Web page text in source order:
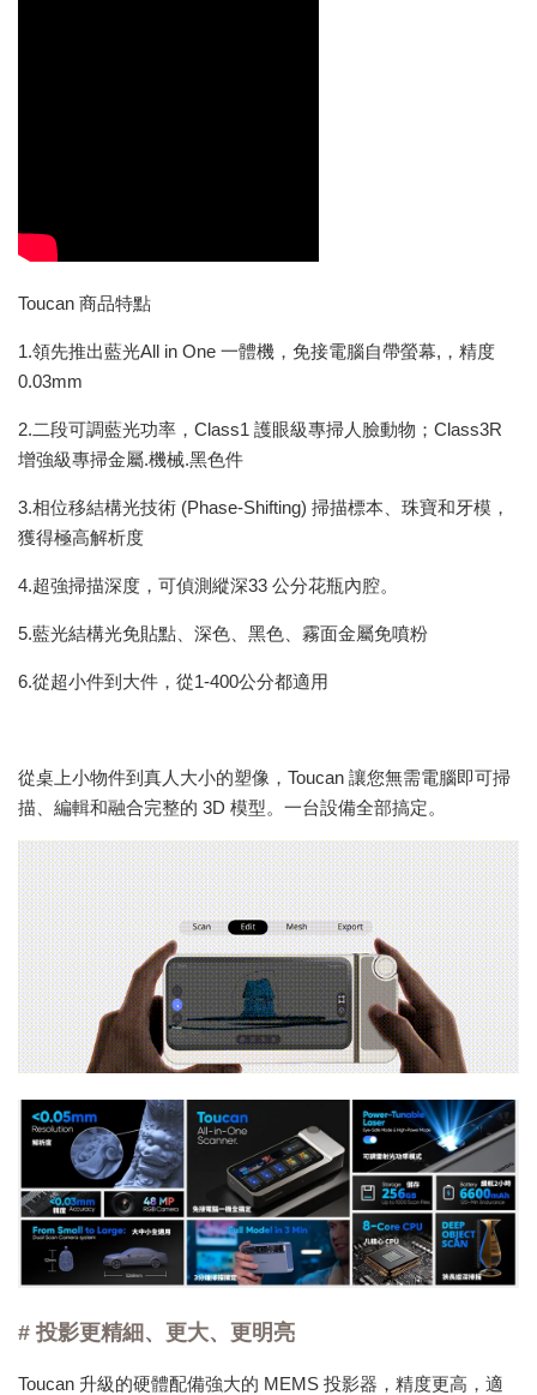
Toucan 商品特點
1.領先推出藍光All in One 一體機，免接電腦自帶螢幕,，精度
0.03mm
2.二段可調藍光功率，Class1 護眼級專掃人臉動物；Class3R
增強級專掃金屬.機械.黑色件
3.相位移結構光技術 (Phase-Shifting) 掃描標本、珠寶和牙模，
獲得極高解析度
4.超強掃描深度，可偵測縱深33 公分花瓶內腔。
5.藍光結構光免貼點、深色、黑色、霧面金屬免噴粉
6.從超小件到大件，從1-400公分都適用
從桌上小物件到真人大小的塑像，Toucan 讓您無需電腦即可掃
描、編輯和融合完整的 3D 模型。一台設備全部搞定。
# 投影更精細、更大、更明亮
Toucan 升級的硬體配備強大的 MEMS 投影器，精度更高，適